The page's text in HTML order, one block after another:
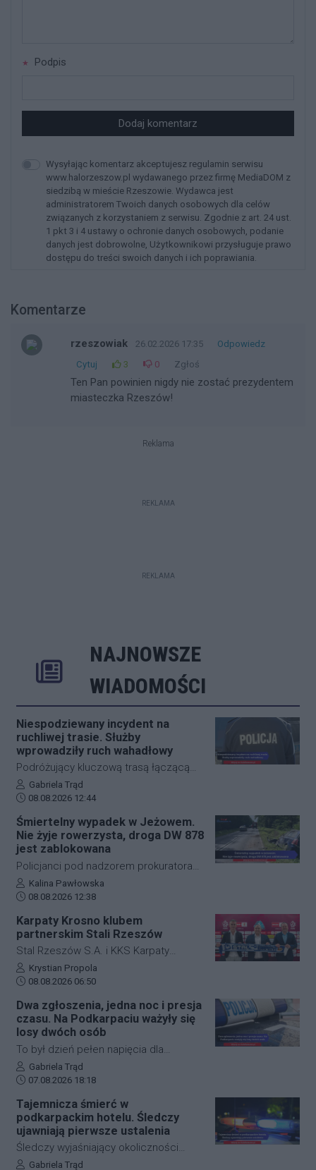
Podpis
Dodaj komentarz
Wysyłając komentarz akceptujesz regulamin serwisu
www.halorzeszow.pl wydawanego przez firmę MediaDOM z
siedzibą w mieście Rzeszowie. Wydawca jest
administratorem Twoich danych osobowych dla celów
związanych z korzystaniem z serwisu. Zgodnie z art. 24 ust.
1 pkt 3 i 4 ustawy o ochronie danych osobowych, podanie
danych jest dobrowolne, Użytkownikowi przysługuje prawo
dostępu do treści swoich danych i ich poprawiania.
Komentarze
rzeszowiak 26.02.2026 17:35
Odpowiedz
Cytuj
3 0 Zgłoś
Ten Pan powinien nigdy nie zostać prezydentem
miasteczka Rzeszów!
Reklama
REKLAMA
REKLAMA
NAJNOWSZE
WIADOMOŚCI
Niespodziewany incydent na
ruchliwej trasie. Służby
wprowadziły ruch wahadłowy
Podróżujący kluczową trasą łączącą
Jasło z Gorlicami muszą uzbroić się w
cierpliwość. Niespodziewane
zdarzenie drogowe w miejscowości
Przysieki doprowadziło do utrudnień na
drodze krajowej nr 28. Na miejscu
natychmiast pojawiła się policja, która
wprowadziła zmianę w organizacji
ruchu, by zabezpieczyć teren i uniknąć
Autor artykułu:
Gabriela Trąd
Data dodania artykułu:
08.08.2026 12:44
Śmiertelny wypadek w Jeżowem.
Nie żyje rowerzysta, droga DW 878
jest zablokowana
Policjanci pod nadzorem prokuratora
ustalają szczegółowe okoliczności
tragicznego wypadku, do którego
Jeżowe w powiecie niżańskim. W
wyniku zderzenia samochodu
osobowego z rowerzystą, śmierć na
miejscu poniósł kierujący jednośladem.
Droga wojewódzka nr 878 jest
całkowicie zablokowana.
Autor artykułu:
Kalina Pawłowska
Data dodania artykułu:
08.08.2026 12:38
Karpaty Krosno klubem
partnerskim Stali Rzeszów
Stal Rzeszów S.A. i KKS Karpaty
Krosno rozpoczęły oficjalną
współpracę. Kluby podpisały
długoterminową umowę partnerską,
która ma obejmować m.in. wymianę
doświadczeń, rozwój szkolenia
młodzieży oraz obserwację i
pozyskiwanie utalentowanych
zawodników z regionu.
Autor artykułu:
Krystian Propola
Data dodania artykułu:
08.08.2026 06:50
Dwa zgłoszenia, jedna noc i presja
czasu. Na Podkarpaciu ważyły się
losy dwóch osób
To był dzień pełen napięcia dla
funkcjonariuszy z powiatu niżańskiego.
W ciągu zaledwie kilkunastu godzin
służby ratunkowe musiały
przeprowadzić dwie niezależne,
intensywne akcje poszukiwawcze. W
obu przypadkach chodziło o ludzkie
życie, a kluczową rolę odegrał czas.
Autor artykułu:
Gabriela Trąd
Data dodania artykułu:
07.08.2026 18:18
Tajemnicza śmierć w
podkarpackim hotelu. Śledczy
ujawniają pierwsze ustalenia
Śledczy wyjaśniający okoliczności
tragicznego zdarzenia na terenie
Autor artykułu:
Gabriela Trąd